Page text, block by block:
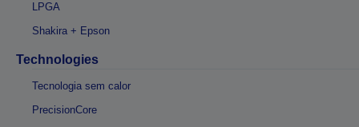
LPGA
Shakira + Epson
Technologies
Tecnologia sem calor
PrecisionCore